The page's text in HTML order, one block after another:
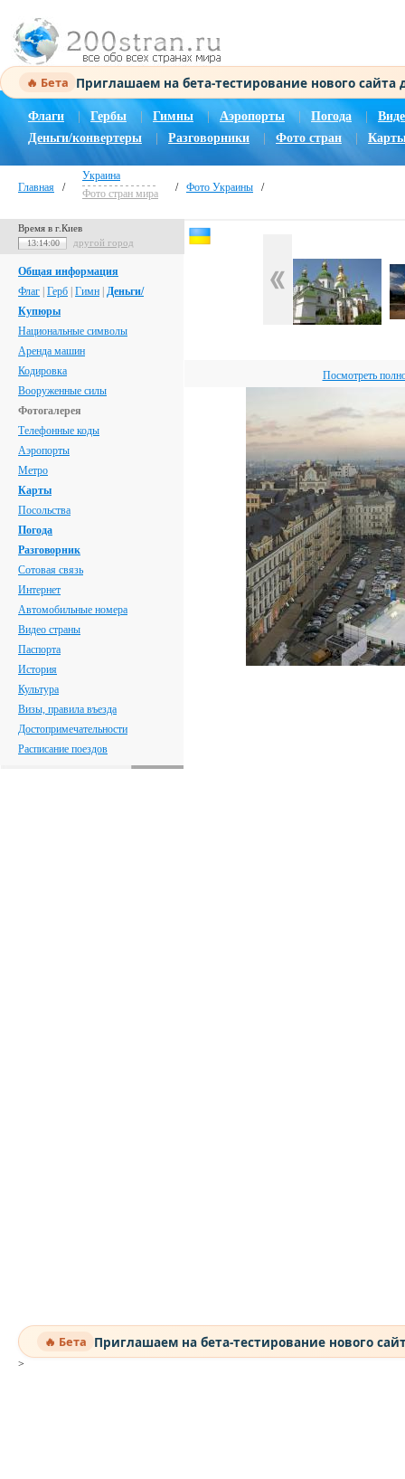
🔥 Бета Приглашаем на бета-тестирование нового
Флаги Гербы Гимны | Аэропорты Погода |
Деньги/конвертеры
Разговорники Фото стран
Главная /
Украина
Фото стран мира
/ Фото Украины /
Время в г.Киев
13:14:01 другой город
Общая информация
Флаг Герб Гимн Деньги/
Купюры
Национальные символы
Аренда машин
Кодировка
Вооруженные силы
Фотогалерея
Телефонные коды
Аэропорты
Метро
Карты
Посольства
Погода
Разговорник
Сотовая связь
Интернет
Автомобильные номера
Видео страны
Паспорта
История
Культура
Визы, правила въезда
Достопримечательности
Расписание поездов
Посмотреть
🔥 Бета Приглашаем на бета-тестирование нового
>